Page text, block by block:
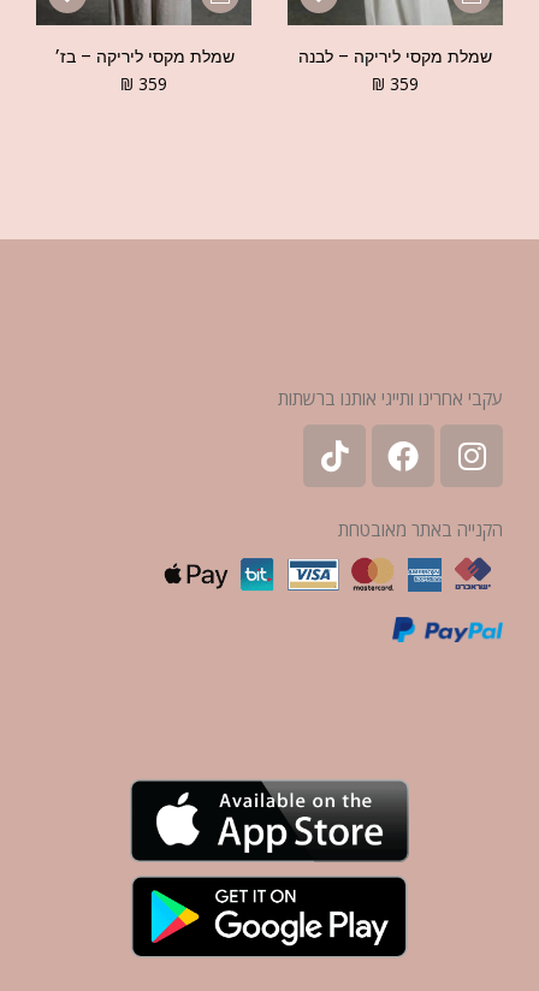
שמלת מקסי ליריקה – לבנה
₪ 359
שמלת מקסי ליריקה – בז׳
₪ 359
עקבי אחרינו ותייגי אותנו ברשתות
הקנייה באתר מאובטחת